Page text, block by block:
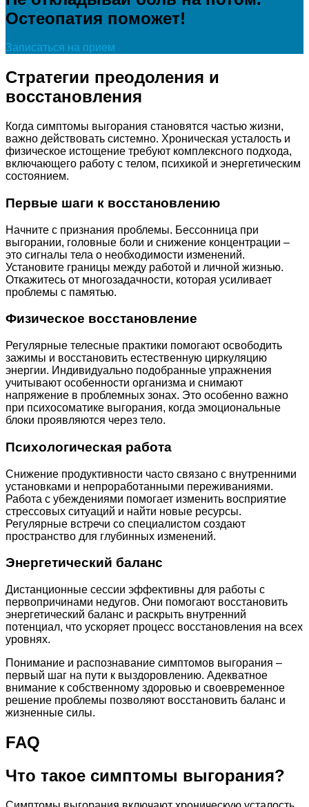
Остеопатия поможет!
Записаться на прием
Стратегии преодоления и
восстановления
Когда симптомы выгорания становятся частью жизни,
важно действовать системно. Хроническая усталость и
физическое истощение требуют комплексного подхода,
включающего работу с телом, психикой и энергетическим
состоянием.
Первые шаги к восстановлению
Начните с признания проблемы. Бессонница при
выгорании, головные боли и снижение концентрации –
это сигналы тела о необходимости изменений.
Установите границы между работой и личной жизнью.
Откажитесь от многозадачности, которая усиливает
проблемы с памятью.
Физическое восстановление
Регулярные телесные практики помогают освободить
зажимы и восстановить естественную циркуляцию
энергии. Индивидуально подобранные упражнения
учитывают особенности организма и снимают
напряжение в проблемных зонах. Это особенно важно
при психосоматике выгорания, когда эмоциональные
блоки проявляются через тело.
Психологическая работа
Снижение продуктивности часто связано с внутренними
установками и непроработанными переживаниями.
Работа с убеждениями помогает изменить восприятие
стрессовых ситуаций и найти новые ресурсы.
Регулярные встречи со специалистом создают
пространство для глубинных изменений.
Энергетический баланс
Дистанционные сессии эффективны для работы с
первопричинами недугов. Они помогают восстановить
энергетический баланс и раскрыть внутренний
потенциал, что ускоряет процесс восстановления на всех
уровнях.
Понимание и распознавание симптомов выгорания –
первый шаг на пути к выздоровлению. Адекватное
внимание к собственному здоровью и своевременное
решение проблемы позволяют восстановить баланс и
жизненные силы.
FAQ
Что такое симптомы выгорания?